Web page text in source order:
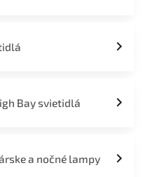
Bay svietidlá
a nočné lampy